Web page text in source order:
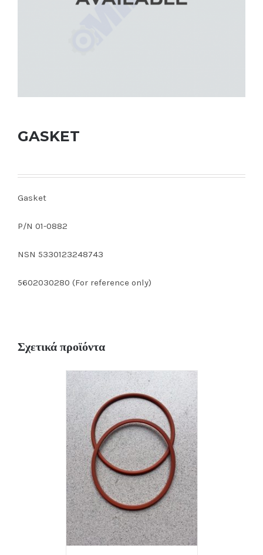
GASKET
Gasket
P/N 01-0882
NSN 5330123248743
5602030280 (For reference only)
Σχετικά προϊόντα